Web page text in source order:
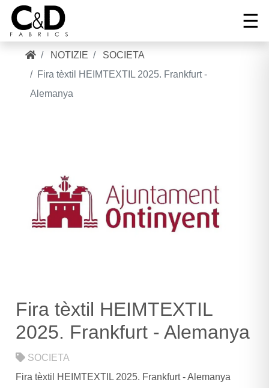
☰
cnd@cndfabrics.com
INIZIO
AZIENDA
NOTIZIE
SOCIETA
Fira tèxtil HEIMTEXTIL 2025. Frankfurt -
Alemanya
Fira tèxtil HEIMTEXTIL
2025. Frankfurt - Alemanya
SOCIETA
Fira tèxtil HEIMTEXTIL 2025. Frankfurt - Alemanya